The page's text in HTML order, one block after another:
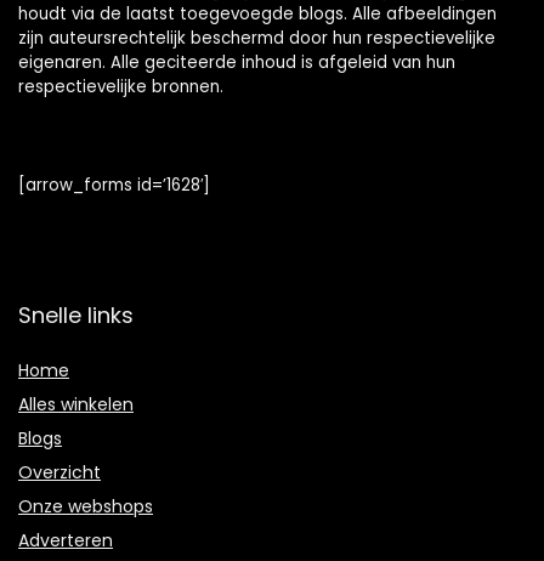
houdt via de laatst toegevoegde blogs. Alle afbeeldingen
zijn auteursrechtelijk beschermd door hun respectievelijke
eigenaren. Alle geciteerde inhoud is afgeleid van hun
respectievelijke bronnen.
[arrow_forms id=’1628′]
Snelle links
Home
Alles winkelen
Blogs
Overzicht
Onze webshops
Adverteren